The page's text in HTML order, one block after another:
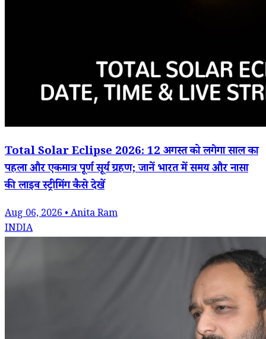
Total Solar Eclipse 2026: 12 अगस्त को लगेगा साल का
पहला और एकमात्र पूर्ण सूर्य ग्रहण; जानें भारत में समय और नासा
की लाइव स्ट्रीमिंग कैसे देखें
Aug 06, 2026 • Anita Ram
INDIA